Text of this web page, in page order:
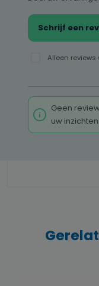
Schrijf een
Alleen
Geen
uw inzichten.